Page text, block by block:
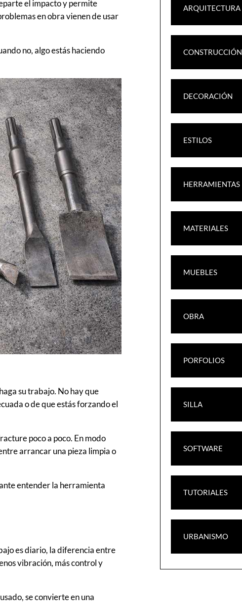
el impacto y permite
en obra vienen de usar
no, algo estás haciendo
su trabajo. No hay que
o de que estás forzando el
poco a poco. En modo
arrancar una pieza limpia o
entender la herramienta
es diario, la diferencia entre
vibración, más control y
se convierte en una
ARQUITECTURA
CONSTRUCCIÓN
DECORACIÓN
ESTILOS
HERRAMIENTAS
MATERIALES
MUEBLES
OBRA
PORFOLIOS
SILLA
SOFTWARE
TUTORIALES
URBANISMO